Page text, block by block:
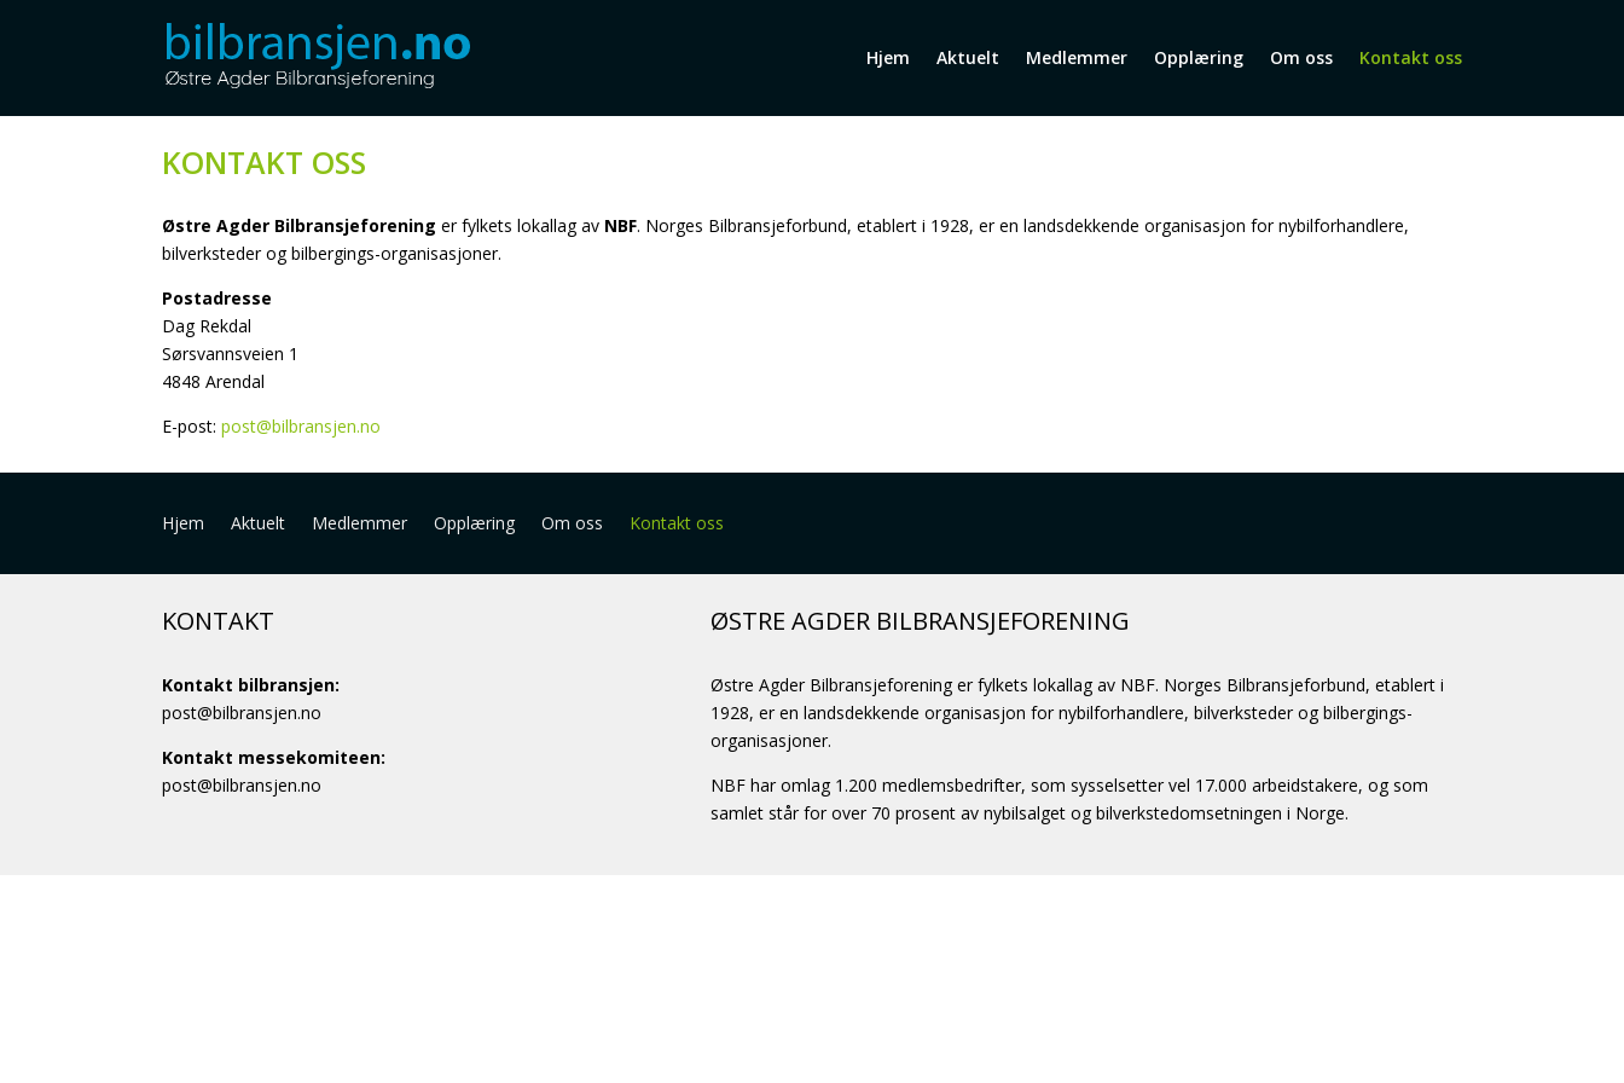
Hjem Aktuelt Medlemmer Opplæring Om oss Kontakt oss
KONTAKT OSS
Østre Agder Bilbransjeforening er fylkets lokallag av NBF. Norges Bilbransjeforbund, etablert i 1928, er en landsdekkende organisasjon for nybilforhandlere,
bilverksteder og bilbergings-organisasjoner.
Postadresse
Dag Rekdal
Sørsvannsveien 1
4848 Arendal
E-post:post@bilbransjen.no
Hjem Aktuelt Medlemmer Opplæring Om oss Kontakt oss
KONTAKT
Kontakt bilbransjen:
post@bilbransjen.no
Kontakt messekomiteen:
post@bilbransjen.no
ØSTRE AGDER BILBRANSJEFORENING
Østre Agder Bilbransjeforening er fylkets lokallag av NBF. Norges Bilbransjeforbund, etablert i
1928, er en landsdekkende organisasjon for nybilforhandlere, bilverksteder og bilbergings-
organisasjoner.
NBF har omlag 1.200 medlemsbedrifter, som sysselsetter vel 17.000 arbeidstakere, og som
samlet står for over 70 prosent av nybilsalget og bilverkstedomsetningen i Norge.